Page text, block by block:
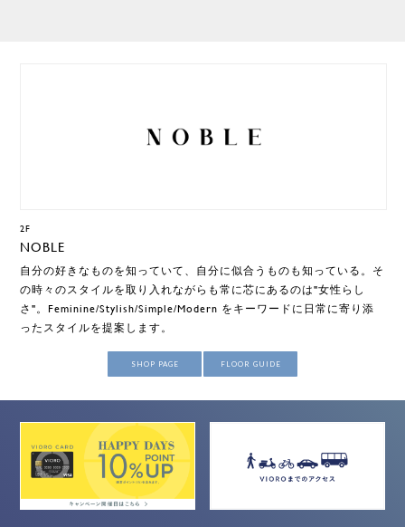
2F
NOBLE
自分の好きなものを知っていて、自分に似合うものも知っている。そ
の時々のスタイルを取り入れながらも常に芯にあるのは"女性らし
さ"。Feminine/Stylish/Simple/Modern をキーワードに日常に寄り添
ったスタイルを提案します。
SHOP PAGE FLOOR GUIDE